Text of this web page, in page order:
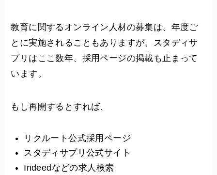
教育に関するオンライン人材の募集は、年度ご
とに実施されることもありますが、スタディサ
プリはここ数年、採用ページの掲載も止まって
います。
もし再開するとすれば、
リクルート公式採用ページ
スタディサプリ公式サイト
Indeedなどの求人検索